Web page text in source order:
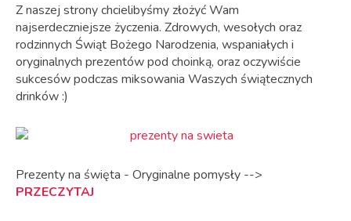
Z naszej strony chcielibyśmy złożyć Wam
najserdeczniejsze życzenia. Zdrowych, wesołych oraz
rodzinnych Świąt Bożego Narodzenia, wspaniałych i
oryginalnych prezentów pod choinką, oraz oczywiście
sukcesów podczas miksowania Waszych świątecznych
drinków :)
Prezenty na święta - Oryginalne pomysły -->
PRZECZYTAJ